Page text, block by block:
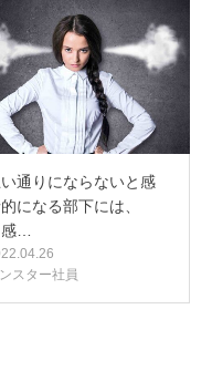
通りにならないと感
になる部下には、
感…
スター社員